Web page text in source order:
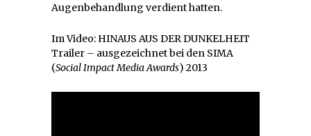
Augenbehandlung verdient hatten.
Im Video: HINAUS AUS DER DUNKELHEIT
Trailer – ausgezeichnet bei den SIMA
(Social Impact Media Awards) 2013